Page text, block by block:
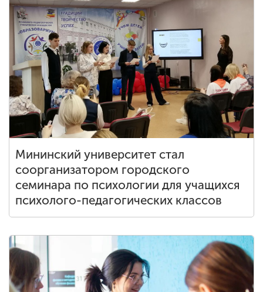
Мининский университет стал
соорганизатором городского
семинара по психологии для учащихся
психолого-педагогических классов